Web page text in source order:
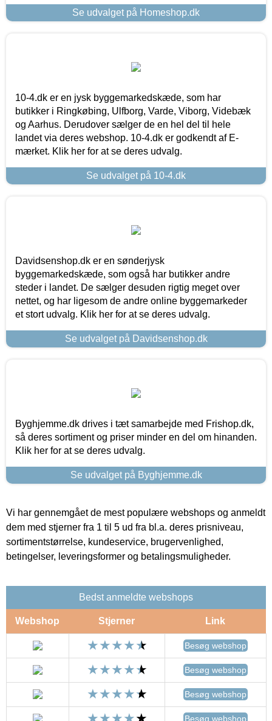
Se udvalget på Homeshop.dk
10-4.dk er en jysk byggemarkedskæde, som har
butikker i Ringkøbing, Ulfborg, Varde, Viborg, Videbæk
og Aarhus. Derudover sælger de en hel del til hele
landet via deres webshop. 10-4.dk er godkendt af E-
mærket. Klik her for at se deres udvalg.
Se udvalget på 10-4.dk
Davidsenshop.dk er en sønderjysk
byggemarkedskæde, som også har butikker andre
steder i landet. De sælger desuden rigtig meget over
nettet, og har ligesom de andre online byggemarkeder
et stort udvalg. Klik her for at se deres udvalg.
Se udvalget på Davidsenshop.dk
Byghjemme.dk drives i tæt samarbejde med Frishop.dk,
så deres sortiment og priser minder en del om hinanden.
Klik her for at se deres udvalg.
Se udvalget på Byghjemme.dk
Vi har gennemgået de mest populære webshops og anmeldt
dem med stjerner fra 1 til 5 ud fra bl.a. deres prisniveau,
sortimentstørrelse, kundeservice, brugervenlighed,
betingelser, leveringsformer og betalingsmuligheder.
Bedst anmeldte webshops
Webshop Stjerner Link
Besøg webshop
Besøg webshop
Besøg webshop
Besøg webshop